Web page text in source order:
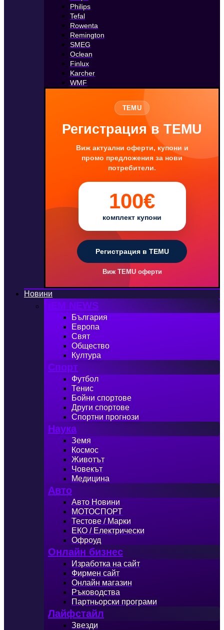
Philips
Tefal
Rowenta
Remington
SMEG
Oclean
Finlux
Karcher
WMF
TEMU
Регистрация в TEMU
Виж актуални оферти, купони и
промо предложения за нови
потребители.
100€
комплект купони
Регистрация в TEMU
Виж TEMU оферти
Новини
iEM NEWS
България
Европа
Свят
Общество
Култура
Спорт
Футбол
Тенис
Бойни спортове
Други спортове
Спортни прогнози
Наука
Земя
Космос
Животът
Човекът
Медицина
Авто
Авто Новини
МОТОСПОРТ
Тестове / Марки
ЕКО / Електрически
Офроуд
Онлайн бизнес
Изработка на сайт
Фирмен сайт
Онлайн магазин
Ръководства
Партньорски програми
Лайфстайл
Звезди